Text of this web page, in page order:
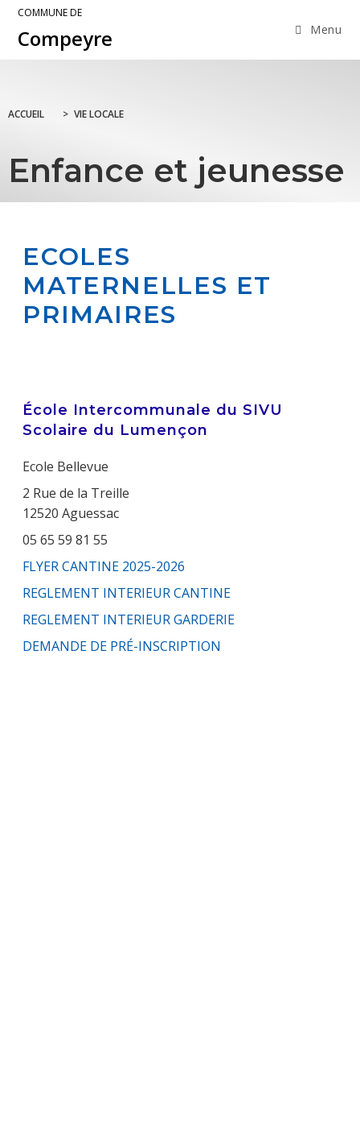
COMMUNE DE
Compeyre Menu
ACCUEIL > VIE LOCALE
Enfance et jeunesse
ECOLES
MATERNELLES ET
PRIMAIRES
École Intercommunale du SIVU
Scolaire du Lumençon
Ecole Bellevue
2 Rue de la Treille
12520 Aguessac
05 65 59 81 55
FLYER CANTINE 2025-2026
REGLEMENT INTERIEUR CANTINE
REGLEMENT INTERIEUR GARDERIE
DEMANDE DE PRÉ-INSCRIPTION